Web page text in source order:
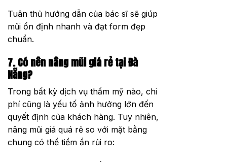
Tuân thủ hướng dẫn của bác sĩ sẽ giúp
mũi ổn định nhanh và đạt form đẹp
chuẩn.
7. Có nên nâng mũi giá rẻ tại Đà
Nẵng?
Trong bất kỳ dịch vụ thẩm mỹ nào, chi
phí cũng là yếu tố ảnh hưởng lớn đến
quyết định của khách hàng. Tuy nhiên,
nâng mũi giá quá rẻ so với mặt bằng
chung có thể tiềm ẩn rủi ro: